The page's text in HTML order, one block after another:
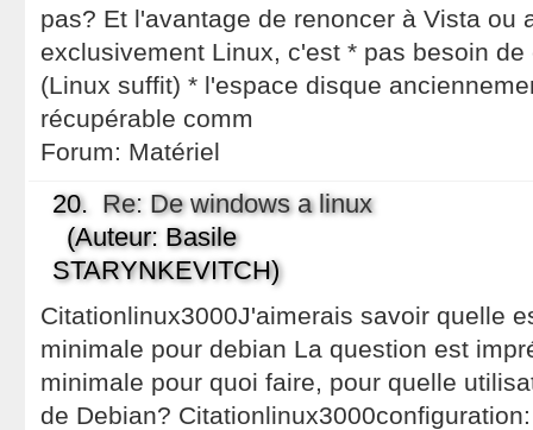
pas? Et l'avantage de renoncer à Vista ou
exclusivement Linux, c'est * pas besoin
(Linux suffit) * l'espace disque
récupérable comm
Forum: Matériel
20. Re: De windows a linux
(Auteur: Basile
STARYNKEVITCH)
Citationlinux3000J'aimerais savoir quelle
minimale pour debian La question est
minimale pour quoi faire, pour quelle
de Debian?